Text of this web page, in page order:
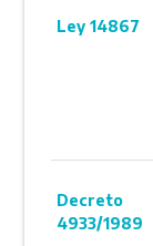
Ley 14867
Decreto
4933/1989